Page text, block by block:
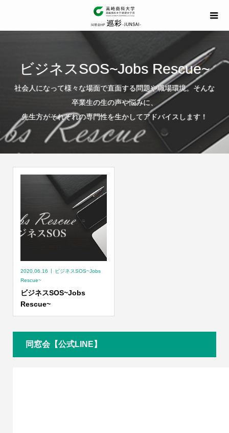
ビジネスSOS~Jobs Rescue~
社会人になって様々な場面で直面する問題や職場環境。そんな
卒業生の生の声や悩みに、
先生方がそれぞれの専門性を生かしてアドバイスします！
2020.06.16
ビジネスSOS~Jobs
Rescue~
ビジネスSOS~Jobs
Rescue~
同窓会【公式LINE】